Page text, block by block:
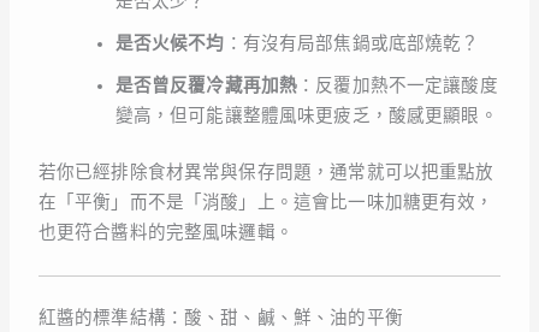
是否火候不均 ：有沒有局部焦鍋或底部燒乾？
是否曾反覆冷藏再加熱 ：反覆加熱不一定讓酸度
變高，但可能讓整體風味更疲乏，酸感更顯眼。
若你已經排除食材異常與保存問題，通常就可以把重點放
在「平衡」而不是「消酸」上。這會比一味加糖更有效，
也更符合醬料的完整風味邏輯。
紅醬的標準結構：酸、甜、鹹、鮮、油的平衡